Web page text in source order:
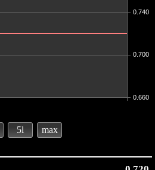
0.660
0.700
0.740
5l max